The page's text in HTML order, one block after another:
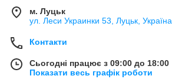
м. Луцьк
ул. Леси Украинки 53, Луцьк, Україна
Контакти
Сьогодні працює з 09:00 до 18:00
Показати весь графік роботи